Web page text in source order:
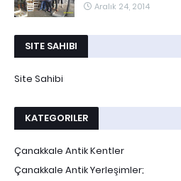
Aralık 24, 2014
SITE SAHIBI
Site Sahibi
KATEGORILER
Çanakkale Antik Kentler
Çanakkale Antik Yerleşimler;